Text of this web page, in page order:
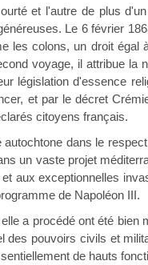
et l'autre de plus d'un
Le 6 février
les colons, un droit égal
voyage, il attribue la
législation d'essence
et par le décret
citoyens français.
dans le respect
un vaste projet
aux exceptionnelles
de Napoléon III.
a procédé ont été bien
des pouvoirs civils et
de hauts